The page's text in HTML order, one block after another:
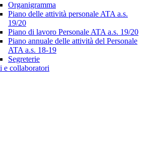
Organigramma
Piano delle attività personale ATA a.s.
19/20
Piano di lavoro Personale ATA a.s. 19/20
Piano annuale delle attività del Personale
ATA a.s. 18-19
Segreterie
e collaboratori